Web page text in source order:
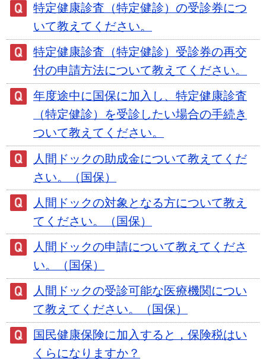
特定健康診査（特定健診）の受診券につ
いて教えてください。
特定健康診査（特定健診）受診券の再交
付の申請方法について教えてください。
年度途中に国保に加入し、特定健康診査
（特定健診）を受診したい場合の手続き
ついて教えてください。
人間ドックの助成金について教えてくだ
さい。（国保）
人間ドックの対象となる方について教え
てください。（国保）
人間ドックの申請について教えてくださ
い。（国保）
人間ドックの受診可能な医療機関につい
て教えてください。（国保）
国民健康保険に加入すると，保険税はい
くらになりますか？